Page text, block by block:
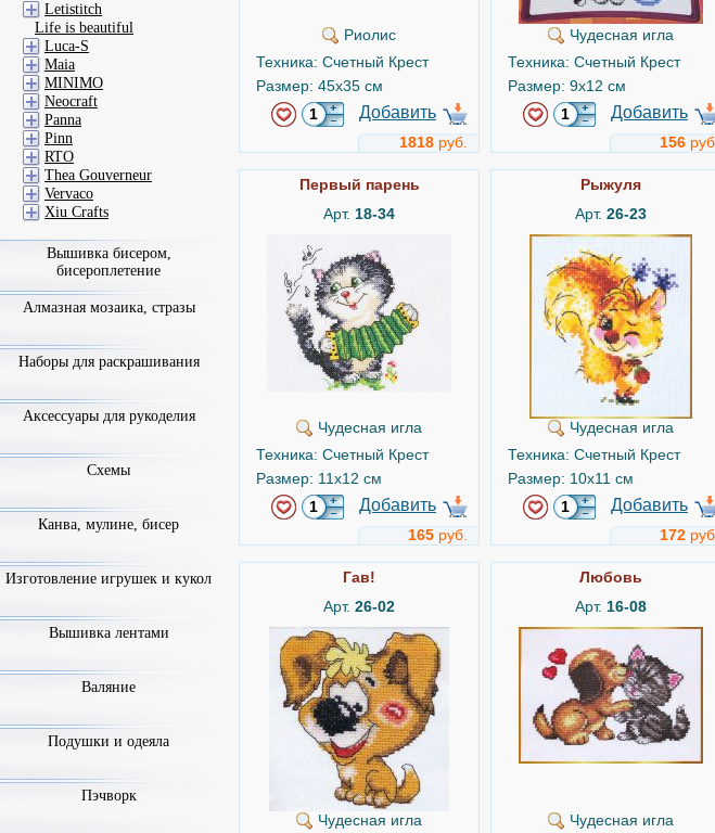
Риолис
Техника: Счетный Крест
Размер: 45x35 см
Добавить
1818 руб.
Чудесная игла
Техника: Счетный Крест
Размер: 9x12 см
Добавить
156 руб.
Первый парень
Арт. 18-34
Чудесная игла
Техника: Счетный Крест
Размер: 11x12 см
Добавить
165 руб.
Рыжуля
Арт. 26-23
Чудесная игла
Техника: Счетный Крест
Размер: 10x11 см
Добавить
172 руб.
Гав!
Арт. 26-02
Чудесная игла
Любовь
Арт. 16-08
Чудесная игла
Letistitch
Life is beautiful
Luca-S
Maia
MINIMO
Neocraft
Panna
Pinn
RTO
Thea Gouverneur
Vervaco
Xiu Crafts
Вышивка бисером,
бисероплетение
Алмазная мозаика, стразы
Наборы для раскрашивания
Аксессуары для рукоделия
Схемы
Канва, мулине, бисер
Изготовление игрушек и кукол
Вышивка лентами
Валяние
Подушки и одеяла
Пэчворк